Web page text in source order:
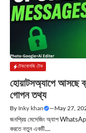
টেকনোলজি টেক
হোয়াটসঅ্যাপে আসছে
গোপন তথ্য
By Inky khan —May 27,
জনপ্রিয় মেসেজিং অ্যাপ
করতে নতুন একটি....